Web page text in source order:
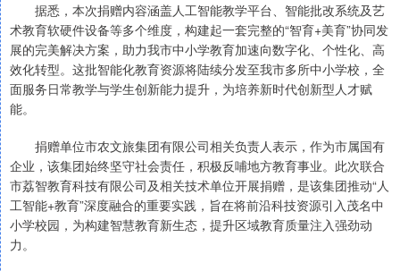
据悉，本次捐赠内容涵盖人工智能教学平台、智能批改系统及艺
术教育软硬件设备等多个维度，构建起一套完整的“智育+美育”协同发
展的完美解决方案，助力我市中小学教育加速向数字化、个性化、高
效化转型。这批智能化教育资源将陆续分发至我市多所中小学校，全
面服务日常教学与学生创新能力提升，为培养新时代创新型人才赋
能。
捐赠单位市农文旅集团有限公司相关负责人表示，作为市属国有
企业，该集团始终坚守社会责任，积极反哺地方教育事业。此次联合
市荔智教育科技有限公司及相关技术单位开展捐赠，是该集团推动“人
工智能+教育”深度融合的重要实践，旨在将前沿科技资源引入茂名中
小学校园，为构建智慧教育新生态，提升区域教育质量注入强劲动
力。